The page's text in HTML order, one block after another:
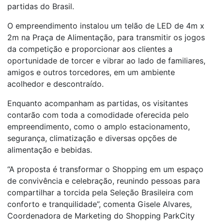
partidas do Brasil.
O empreendimento instalou um telão de LED de 4m x
2m na Praça de Alimentação, para transmitir os jogos
da competição e proporcionar aos clientes a
oportunidade de torcer e vibrar ao lado de familiares,
amigos e outros torcedores, em um ambiente
acolhedor e descontraído.
Enquanto acompanham as partidas, os visitantes
contarão com toda a comodidade oferecida pelo
empreendimento, como o amplo estacionamento,
segurança, climatização e diversas opções de
alimentação e bebidas.
“A proposta é transformar o Shopping em um espaço
de convivência e celebração, reunindo pessoas para
compartilhar a torcida pela Seleção Brasileira com
conforto e tranquilidade”, comenta Gisele Alvares,
Coordenadora de Marketing do Shopping ParkCity